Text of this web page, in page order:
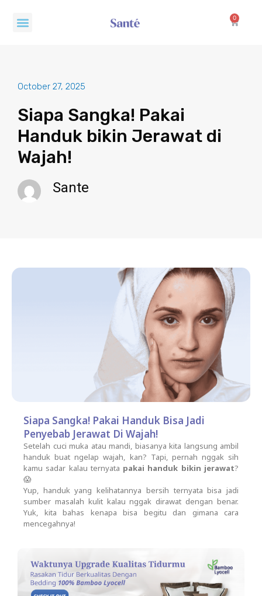
Menu 0 Cart
October 27, 2025
Siapa Sangka! Pakai
Handuk bikin Jerawat di
Wajah!
Sante
Siapa Sangka! Pakai Handuk Bisa Jadi
Penyebab Jerawat Di Wajah!
Setelah cuci muka atau mandi, biasanya kita langsung ambil
handuk buat ngelap wajah, kan? Tapi, pernah nggak sih
kamu sadar kalau ternyata pakai handuk bikin jerawat?
😱
Yup, handuk yang kelihatannya bersih ternyata bisa jadi
sumber masalah kulit kalau nggak dirawat dengan benar.
Yuk, kita bahas kenapa bisa begitu dan gimana cara
mencegahnya!